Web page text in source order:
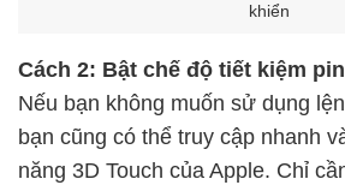
khiển
Cách 2: Bật chế độ tiết kiệm
Nếu bạn không muốn sử dụng
bạn cũng có thể truy cập nhanh
năng 3D Touch của Apple. Chỉ